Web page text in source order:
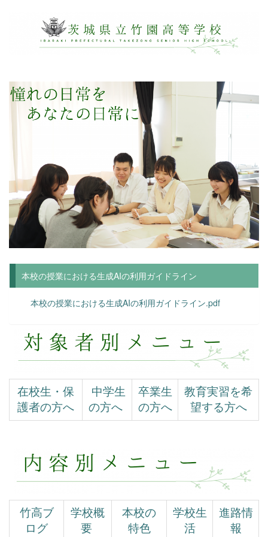
本校の授業における生成AIの利用ガイドライン
本校の授業における生成AIの利用ガイドライン.pdf
在校生・保
護者の方へ
中学生
の方へ
卒業生
の方へ
教育実習を希
望する方へ
竹高ブ
ログ
学校概
要
本校の
特色
学校生
活
進路情
報